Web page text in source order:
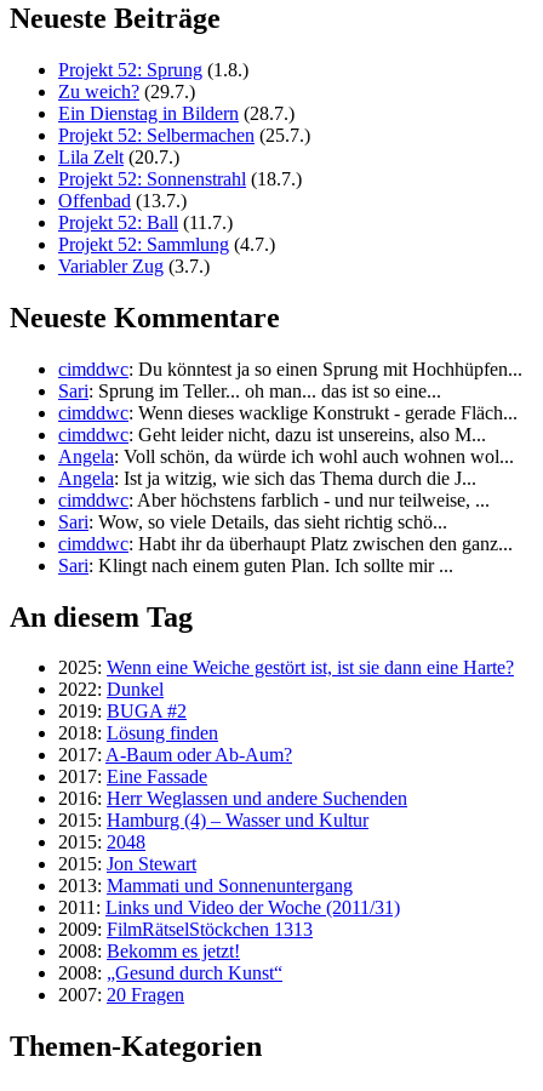
Neueste Beiträge
Projekt 52: Sprung (1.8.)
Zu weich? (29.7.)
Ein Dienstag in Bildern (28.7.)
Projekt 52: Selbermachen (25.7.)
Lila Zelt (20.7.)
Projekt 52: Sonnenstrahl (18.7.)
Offenbad (13.7.)
Projekt 52: Ball (11.7.)
Projekt 52: Sammlung (4.7.)
Variabler Zug (3.7.)
Neueste Kommentare
cimddwc: Du könntest ja so einen Sprung mit Hochhüpfen...
Sari: Sprung im Teller... oh man... das ist so eine...
cimddwc: Wenn dieses wacklige Konstrukt - gerade Fläch...
cimddwc: Geht leider nicht, dazu ist unsereins, also M...
Angela: Voll schön, da würde ich wohl auch wohnen wol...
Angela: Ist ja witzig, wie sich das Thema durch die J...
cimddwc: Aber höchstens farblich - und nur teilweise, ...
Sari: Wow, so viele Details, das sieht richtig schö...
cimddwc: Habt ihr da überhaupt Platz zwischen den ganz...
Sari: Klingt nach einem guten Plan. Ich sollte mir ...
An diesem Tag
2025: Wenn eine Weiche gestört ist, ist sie dann eine Harte?
2022: Dunkel
2019: BUGA #2
2018: Lösung finden
2017: A-Baum oder Ab-Aum?
2017: Eine Fassade
2016: Herr Weglassen und andere Suchenden
2015: Hamburg (4) – Wasser und Kultur
2015: 2048
2015: Jon Stewart
2013: Mammati und Sonnenuntergang
2011: Links und Video der Woche (2011/31)
2009: FilmRätselStöckchen 1313
2008: Bekomm es jetzt!
2008: „Gesund durch Kunst“
2007: 20 Fragen
Themen-Kategorien